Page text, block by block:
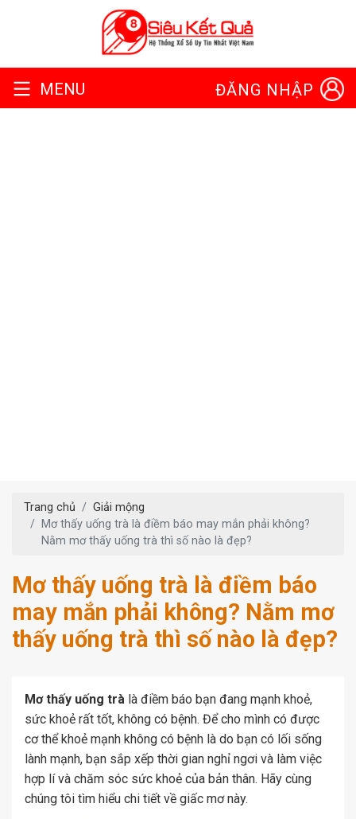
MENU ĐĂNG NHẬP
Trang chủ
Giải mộng
Mơ thấy uống trà là điềm báo may mắn phải không?
Nằm mơ thấy uống trà thì số nào là đẹp?
Mơ thấy uống trà là điềm báo
may mắn phải không? Nằm mơ
thấy uống trà thì số nào là đẹp?
Mơ thấy uống trà là điềm báo bạn đang mạnh khoẻ,
sức khoẻ rất tốt, không có bệnh. Để cho mình có được
cơ thể khoẻ mạnh không có bệnh là do bạn có lối sống
lành mạnh, bạn sắp xếp thời gian nghỉ ngơi và làm việc
hợp lí và chăm sóc sức khoẻ của bản thân. Hãy cùng
chúng tôi tìm hiểu chi tiết về giấc mơ này.